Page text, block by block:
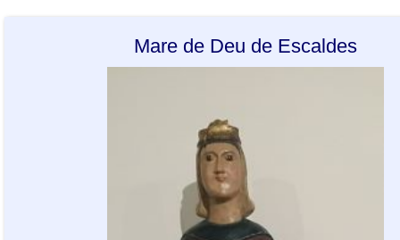
Mare de Deu de Escaldes